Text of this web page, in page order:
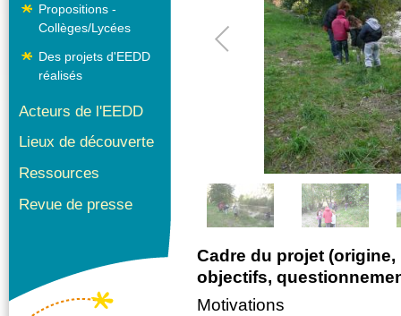
Cadre du projet
objectifs,
Motivations
Propositions -
Collèges/Lycées
Des projets d'EEDD
réalisés
Acteurs de l'EEDD
Lieux de découverte
Ressources
Revue de presse